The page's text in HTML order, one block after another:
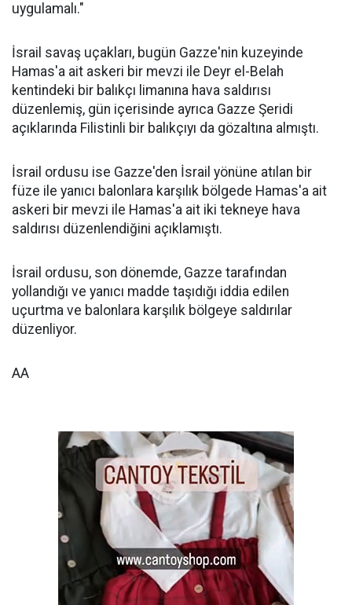
uygulamalı."
İsrail savaş uçakları, bugün Gazze'nin kuzeyinde
Hamas'a ait askeri bir mevzi ile Deyr el-Belah
kentindeki bir balıkçı limanına hava saldırısı
düzenlemiş, gün içerisinde ayrıca Gazze Şeridi
açıklarında Filistinli bir balıkçıyı da gözaltına almıştı.
İsrail ordusu ise Gazze'den İsrail yönüne atılan bir
füze ile yanıcı balonlara karşılık bölgede Hamas'a ait
askeri bir mevzi ile Hamas'a ait iki tekneye hava
saldırısı düzenlendiğini açıklamıştı.
İsrail ordusu, son dönemde, Gazze tarafından
yollandığı ve yanıcı madde taşıdığı iddia edilen
uçurtma ve balonlara karşılık bölgeye saldırılar
düzenliyor.
AA